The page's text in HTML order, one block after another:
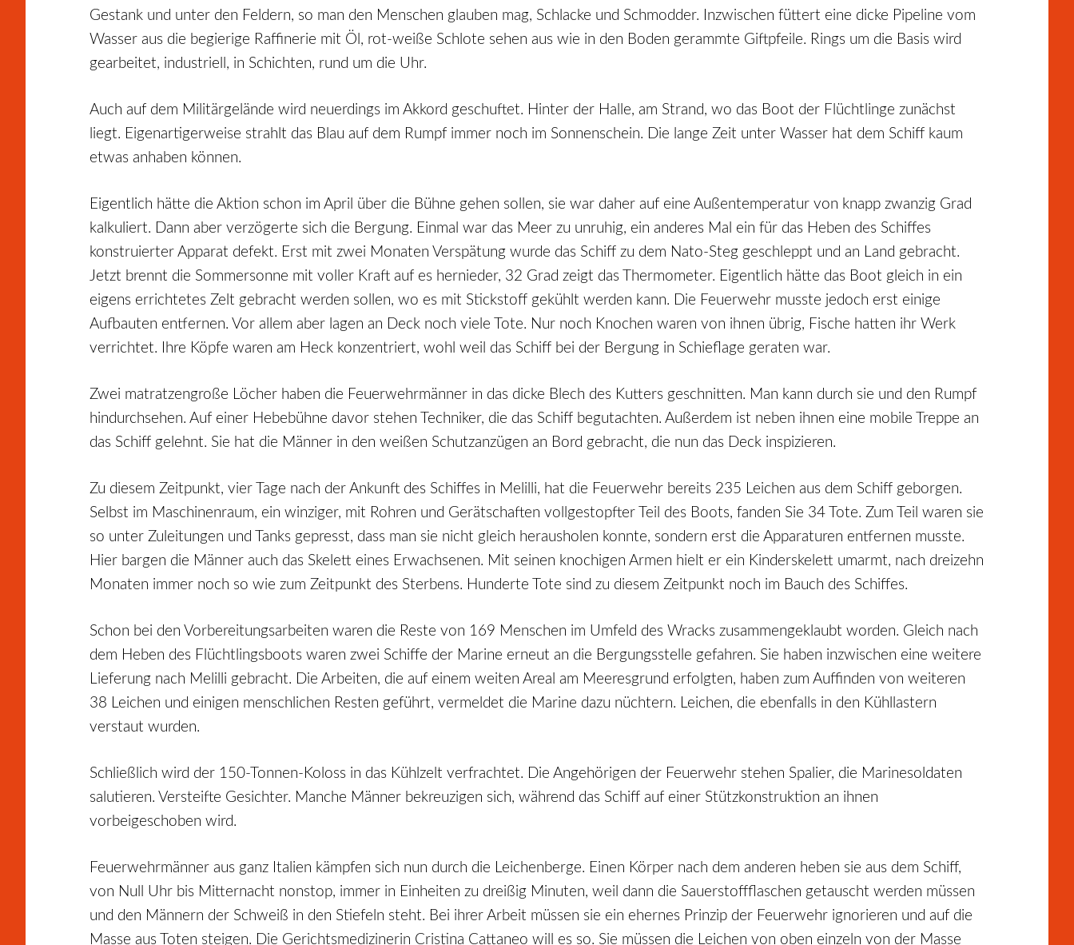
Gestank und unter den Feldern, so man den Menschen glauben mag, Schlacke und Schmodder. Inzwischen füttert eine dicke Pipeline vom
Wasser aus die begierige Raffinerie mit Öl, rot-weiße Schlote sehen aus wie in den Boden gerammte Giftpfeile. Rings um die Basis wird
gearbeitet, industriell, in Schichten, rund um die Uhr.
Auch auf dem Militärgelände wird neuerdings im Akkord geschuftet. Hinter der Halle, am Strand, wo das Boot der Flüchtlinge zunächst
liegt. Eigenartigerweise strahlt das Blau auf dem Rumpf immer noch im Sonnenschein. Die lange Zeit unter Wasser hat dem Schiff kaum
etwas anhaben können.
Eigentlich hätte die Aktion schon im April über die Bühne gehen sollen, sie war daher auf eine Außentemperatur von knapp zwanzig Grad
kalkuliert. Dann aber verzögerte sich die Bergung. Einmal war das Meer zu unruhig, ein anderes Mal ein für das Heben des Schiffes
konstruierter Apparat defekt. Erst mit zwei Monaten Verspätung wurde das Schiff zu dem Nato-Steg geschleppt und an Land gebracht.
Jetzt brennt die Sommersonne mit voller Kraft auf es hernieder, 32 Grad zeigt das Thermometer. Eigentlich hätte das Boot gleich in ein
eigens errichtetes Zelt gebracht werden sollen, wo es mit Stickstoff gekühlt werden kann. Die Feuerwehr musste jedoch erst einige
Aufbauten entfernen. Vor allem aber lagen an Deck noch viele Tote. Nur noch Knochen waren von ihnen übrig, Fische hatten ihr Werk
verrichtet. Ihre Köpfe waren am Heck konzentriert, wohl weil das Schiff bei der Bergung in Schieflage geraten war.
Zwei matratzengroße Löcher haben die Feuerwehrmänner in das dicke Blech des Kutters geschnitten. Man kann durch sie und den Rumpf
hindurchsehen. Auf einer Hebebühne davor stehen Techniker, die das Schiff begutachten. Außerdem ist neben ihnen eine mobile Treppe an
das Schiff gelehnt. Sie hat die Männer in den weißen Schutzanzügen an Bord gebracht, die nun das Deck inspizieren.
Zu diesem Zeitpunkt, vier Tage nach der Ankunft des Schiffes in Melilli, hat die Feuerwehr bereits 235 Leichen aus dem Schiff geborgen.
Selbst im Maschinenraum, ein winziger, mit Rohren und Gerätschaften vollgestopfter Teil des Boots, fanden Sie 34 Tote. Zum Teil waren sie
so unter Zuleitungen und Tanks gepresst, dass man sie nicht gleich herausholen konnte, sondern erst die Apparaturen entfernen musste.
Hier bargen die Männer auch das Skelett eines Erwachsenen. Mit seinen knochigen Armen hielt er ein Kinderskelett umarmt, nach dreizehn
Monaten immer noch so wie zum Zeitpunkt des Sterbens. Hunderte Tote sind zu diesem Zeitpunkt noch im Bauch des Schiffes.
Schon bei den Vorbereitungsarbeiten waren die Reste von 169 Menschen im Umfeld des Wracks zusammengeklaubt worden. Gleich nach
dem Heben des Flüchtlingsboots waren zwei Schiffe der Marine erneut an die Bergungsstelle gefahren. Sie haben inzwischen eine weitere
Lieferung nach Melilli gebracht. Die Arbeiten, die auf einem weiten Areal am Meeresgrund erfolgten, haben zum Auffinden von weiteren
38 Leichen und einigen menschlichen Resten geführt, vermeldet die Marine dazu nüchtern. Leichen, die ebenfalls in den Kühllastern
verstaut wurden.
Schließlich wird der 150-Tonnen-Koloss in das Kühlzelt verfrachtet. Die Angehörigen der Feuerwehr stehen Spalier, die Marinesoldaten
salutieren. Versteifte Gesichter. Manche Männer bekreuzigen sich, während das Schiff auf einer Stützkonstruktion an ihnen
vorbeigeschoben wird.
Feuerwehrmänner aus ganz Italien kämpfen sich nun durch die Leichenberge. Einen Körper nach dem anderen heben sie aus dem Schiff,
von Null Uhr bis Mitternacht nonstop, immer in Einheiten zu dreißig Minuten, weil dann die Sauerstoffflaschen getauscht werden müssen
und den Männern der Schweiß in den Stiefeln steht. Bei ihrer Arbeit müssen sie ein ehernes Prinzip der Feuerwehr ignorieren und auf die
Masse aus Toten steigen. Die Gerichtsmedizinerin Cristina Cattaneo will es so. Sie müssen die Leichen von oben einzeln von der Masse